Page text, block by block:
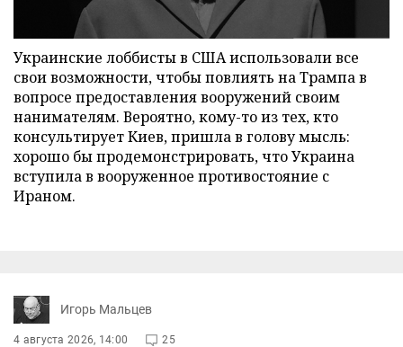
Украинские лоббисты в США использовали все
свои возможности, чтобы повлиять на Трампа в
вопросе предоставления вооружений своим
нанимателям. Вероятно, кому-то из тех, кто
консультирует Киев, пришла в голову мысль:
хорошо бы продемонстрировать, что Украина
вступила в вооруженное противостояние с
Ираном.
Игорь Мальцев
4 августа 2026, 14:00 25